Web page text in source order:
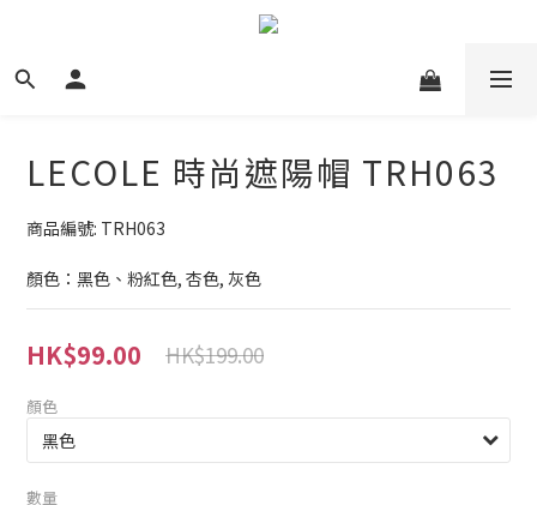
LECOLE 時尚遮陽帽 TRH063
商品編號: TRH063
顏色：黑色、粉紅色, 杏色, 灰色
HK$99.00 HK$199.00
顏色
數量